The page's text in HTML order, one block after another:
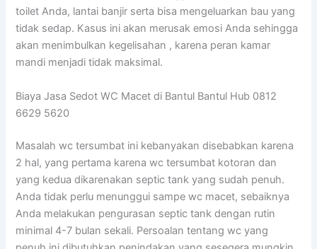
toilet Anda, lantai banjir serta bisa mengeluarkan bau yang
tidak sedap. Kasus ini akan merusak emosi Anda sehingga
akan menimbulkan kegelisahan , karena peran kamar
mandi menjadi tidak maksimal.
Biaya Jasa Sedot WC Macet di Bantul Bantul Hub 0812
6629 5620
Masalah wc tersumbat ini kebanyakan disebabkan karena
2 hal, yang pertama karena wc tersumbat kotoran dan
yang kedua dikarenakan septic tank yang sudah penuh.
Anda tidak perlu menunggui sampe wc macet, sebaiknya
Anda melakukan pengurasan septic tank dengan rutin
minimal 4-7 bulan sekali. Persoalan tentang wc yang